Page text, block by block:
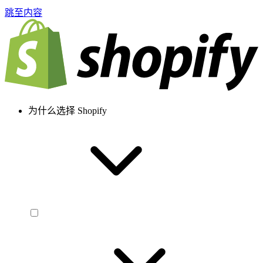
跳至内容
为什么选择 Shopify